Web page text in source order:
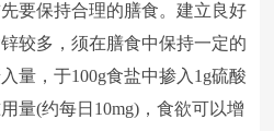
要保持合理的膳食。建立良好
较多，须在膳食中保持一定的
量，于100g食盐中掺入1g硫酸
量(约每日10mg)，食欲可以增